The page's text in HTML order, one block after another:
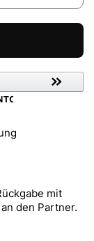
mit
den Partner.